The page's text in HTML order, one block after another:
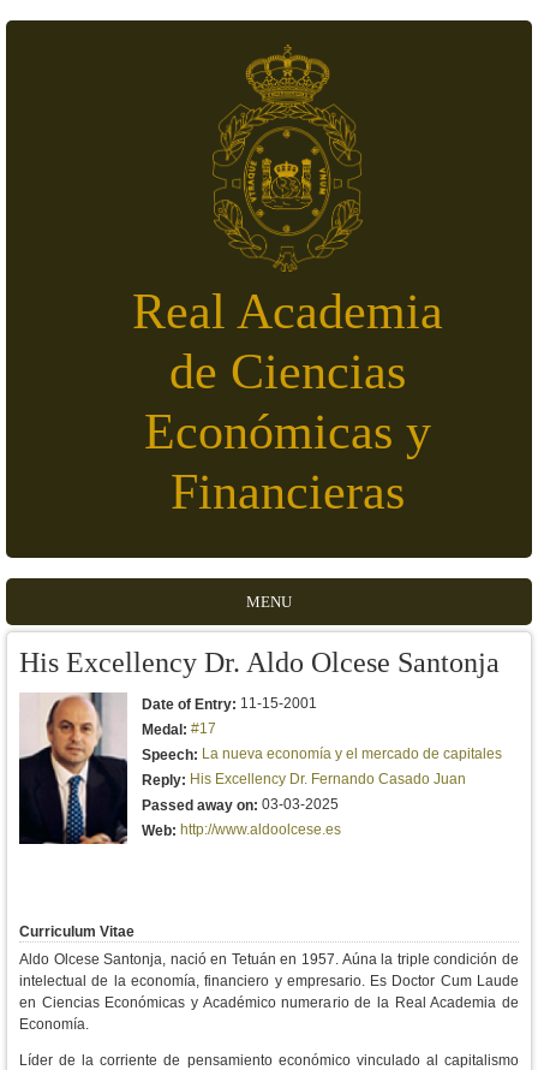
Real Academia
de Ciencias
Económicas y
Financieras
MENU
His Excellency Dr. Aldo Olcese Santonja
Date of Entry: 11-15-2001
Medal: #17
Speech: La nueva economía y el mercado de capitales
Reply: His Excellency Dr. Fernando Casado Juan
Passed away on: 03-03-2025
Web: http://www.aldoolcese.es
Curriculum Vitae
Aldo Olcese Santonja, nació en Tetuán en 1957. Aúna la triple condición de
intelectual de la economía, financiero y empresario. Es Doctor Cum Laude
en Ciencias Económicas y Académico numerario de la Real Academia de
Economía.
Líder de la corriente de pensamiento económico vinculado al capitalismo